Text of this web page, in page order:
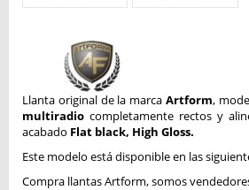
Llanta original de la marca Artform,
multiradio completamente rectos y
acabado Flat black, High Gloss.
Este modelo está disponible en las
Compra llantas Artform, somos